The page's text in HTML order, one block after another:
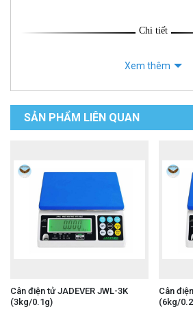
Chi tiết
Xem thêm
SẢN PHẨM LIÊN QUAN
Cân điện tử JADEVER JWL-3K
(3kg/0.1g)
Cân
(6kg/